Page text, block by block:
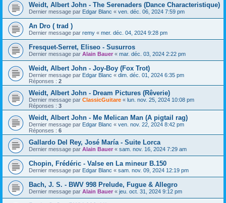
Weidt, Albert John - The Serenaders (Dance Characteristique)
Dernier message par Edgar Blanc « ven. déc. 06, 2024 7:59 pm
An Dro ( trad )
Dernier message par remy « mer. déc. 04, 2024 9:28 pm
Fresquet-Serret, Eliseo - Susurros
Dernier message par Alain Bauer « mar. déc. 03, 2024 2:22 pm
Weidt, Albert John - Joy-Boy (Fox Trot)
Dernier message par Edgar Blanc « dim. déc. 01, 2024 6:35 pm
Réponses : 2
Weidt, Albert John - Dream Pictures (Rêverie)
Dernier message par ClassicGuitare « lun. nov. 25, 2024 10:08 pm
Réponses : 3
Weidt, Albert John - Me Melican Man (A pigtail rag)
Dernier message par Edgar Blanc « ven. nov. 22, 2024 8:42 pm
Réponses : 6
Gallardo Del Rey, José María - Suite Lorca
Dernier message par Alain Bauer « sam. nov. 16, 2024 7:29 am
Chopin, Frédéric - Valse en La mineur B.150
Dernier message par Edgar Blanc « sam. nov. 09, 2024 12:19 pm
Bach, J. S. - BWV 998 Prelude, Fugue & Allegro
Dernier message par Alain Bauer « jeu. oct. 31, 2024 9:12 pm